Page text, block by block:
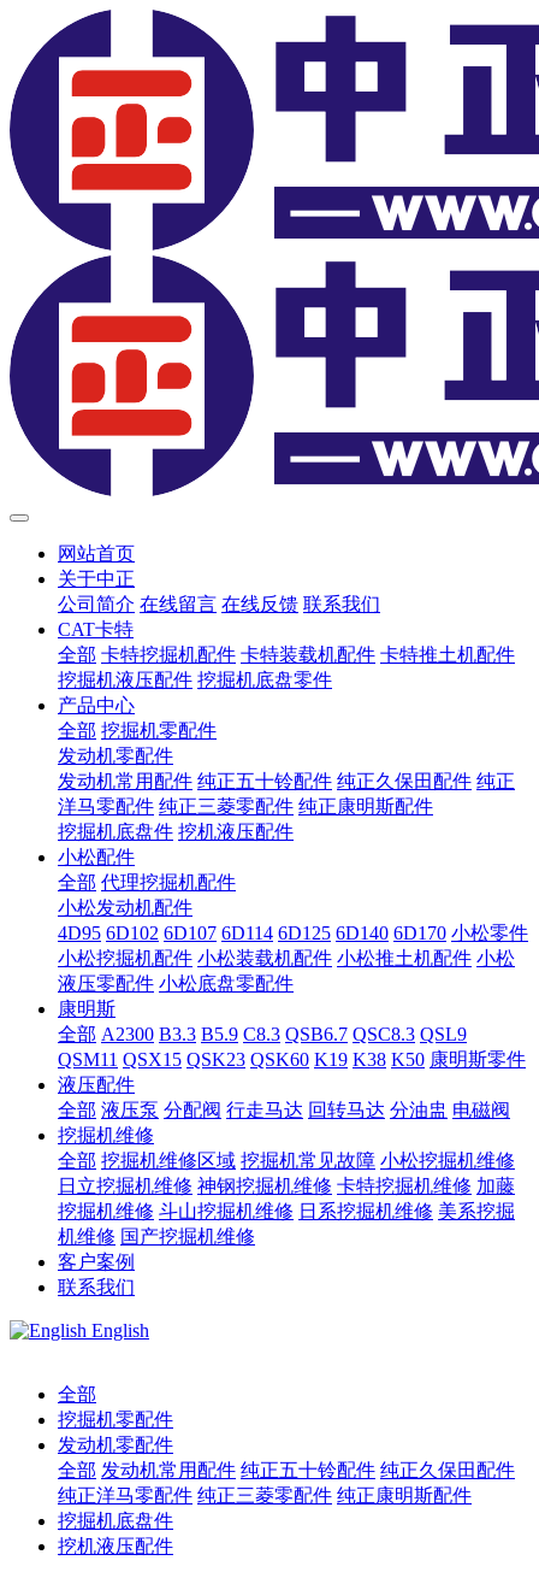
网站首页
关于中正
公司简介 在线留言 在线反馈 联系我们
CAT卡特
全部 卡特挖掘机配件 卡特装载机配件 卡特推土机配件
挖掘机液压配件 挖掘机底盘零件
产品中心
全部 挖掘机零配件
发动机零配件
发动机常用配件 纯正五十铃配件 纯正久保田配件 纯正
洋马零配件 纯正三菱零配件 纯正康明斯配件
挖掘机底盘件 挖机液压配件
小松配件
全部 代理挖掘机配件
小松发动机配件
4D95 6D102 6D107 6D114 6D125 6D140 6D170 小松零件
小松挖掘机配件 小松装载机配件 小松推土机配件 小松
液压零配件 小松底盘零配件
康明斯
全部 A2300 B3.3 B5.9 C8.3 QSB6.7 QSC8.3 QSL9
QSM11 QSX15 QSK23 QSK60 K19 K38 K50 康明斯零件
液压配件
全部 液压泵 分配阀 行走马达 回转马达 分油盅 电磁阀
挖掘机维修
全部 挖掘机维修区域 挖掘机常见故障 小松挖掘机维修
日立挖掘机维修 神钢挖掘机维修 卡特挖掘机维修 加藤
挖掘机维修 斗山挖掘机维修 日系挖掘机维修 美系挖掘
机维修 国产挖掘机维修
客户案例
联系我们
English
全部
挖掘机零配件
发动机零配件
全部 发动机常用配件 纯正五十铃配件 纯正久保田配件
纯正洋马零配件 纯正三菱零配件 纯正康明斯配件
挖掘机底盘件
挖机液压配件